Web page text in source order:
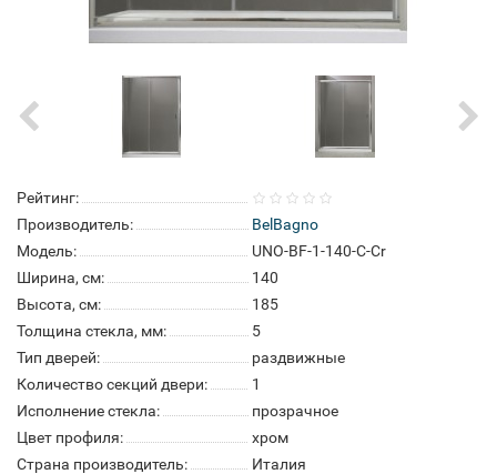
Рейтинг:
Производитель:
BelBagno
Модель:
UNO-BF-1-140-C-Cr
Ширина, см:
140
Высота, см:
185
Толщина стекла, мм:
5
Тип дверей:
раздвижные
Количество секций двери:
1
Исполнение стекла:
прозрачное
Цвет профиля:
хром
Страна производитель:
Италия